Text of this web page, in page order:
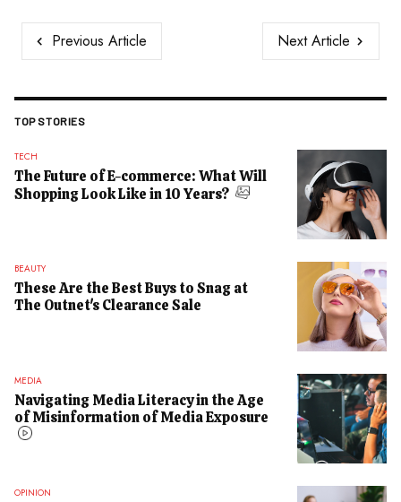
Previous Article Next Article
TOP STORIES
TECH
The Future of E-commerce: What Will
Shopping Look Like in 10 Years?
BEAUTY
These Are the Best Buys to Snag at
The Outnet's Clearance Sale
MEDIA
Navigating Media Literacy in the Age
of Misinformation of Media Exposure
OPINION